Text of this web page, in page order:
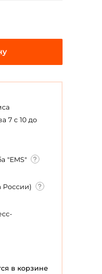
7 с 10 до
"EMS"
России)
в корзине